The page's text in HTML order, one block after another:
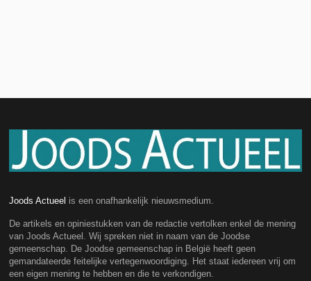
Joods Actueel is een onafhankelijk nieuwsmedium.
De artikels en opiniestukken van de redactie vertolken enkel de mening
van Joods Actueel. Wij spreken niet in naam van de Joodse
gemeenschap. De Joodse gemeenschap in België heeft geen
gemandateerde feitelijke vertegenwoordiging. Het staat iedereen vrij om
een eigen mening te hebben en die te verkondigen.